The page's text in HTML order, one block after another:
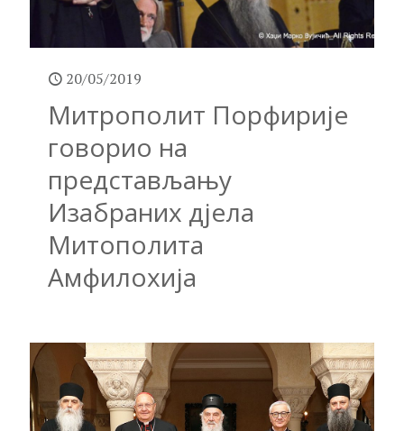
20/05/2019
Митрополит Порфирије
говорио на
представљању
Изабраних дјела
Митополита
Амфилохија